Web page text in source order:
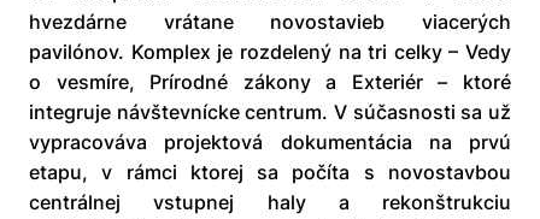
hvezdárne vrátane novostavieb viacerých
pavilónov. Komplex je rozdelený na tri celky – Vedy
o vesmíre, Prírodné zákony a Exteriér – ktoré
integruje návštevnícke centrum. V súčasnosti sa už
vypracováva projektová dokumentácia na prvú
etapu, v rámci ktorej sa počíta s novostavbou
centrálnej vstupnej haly a rekonštrukciu